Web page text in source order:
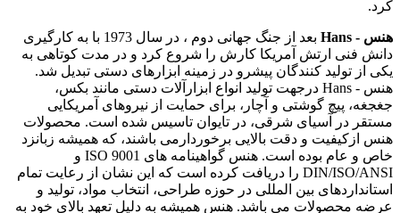
کرد.
هنس - Hans
بعد از جنگ جهانی دوم ، در سال 1973 با به کارگیری
دانش فنی ارتش آمریکا کارش را شروع کرد و در مدت کوتاهی به
یکی از تولید کنندگان پیشرو در زمینه ابزارهای دستی تبدیل شد.
هنس - Hans درجهت تولید انواع ابزارآلات دستی مانند بکس،
جغجغه، پیچ گوشتی و آچار، برای حمایت از نیروهای آمریکایی
مستقر در آسیای شرقی، در تایوان تاسیس شده است. محصولات
هنس ازکیفیت و دقت بالایی برخوردارمی باشند، که همیشه زبانزد
خاص و عام بوده است. هنس گواهینامه های ISO 9001 و
DIN/ISO/ANSI را دریافت کرده است که این نشان از رعایت تمام
استانداردهای بین المللی در حوزه طراحی، انتخاب مواد، تولید و
عرضه محصولات می باشد. هنس همیشه به دلیل تعهد بالای خود به